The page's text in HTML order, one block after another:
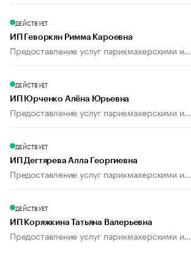
ДЕЙСТВУЕТ
ИП Геворкян Римма Кароевна
Предоставление услуг парикмахерскими и...
ДЕЙСТВУЕТ
ИП Юрченко Алёна Юрьевна
Предоставление услуг парикмахерскими и...
ДЕЙСТВУЕТ
ИП Дегтярева Алла Георгиевна
Предоставление услуг парикмахерскими и...
ДЕЙСТВУЕТ
ИП Коряжкина Татьяна Валерьевна
Предоставление услуг парикмахерскими и...